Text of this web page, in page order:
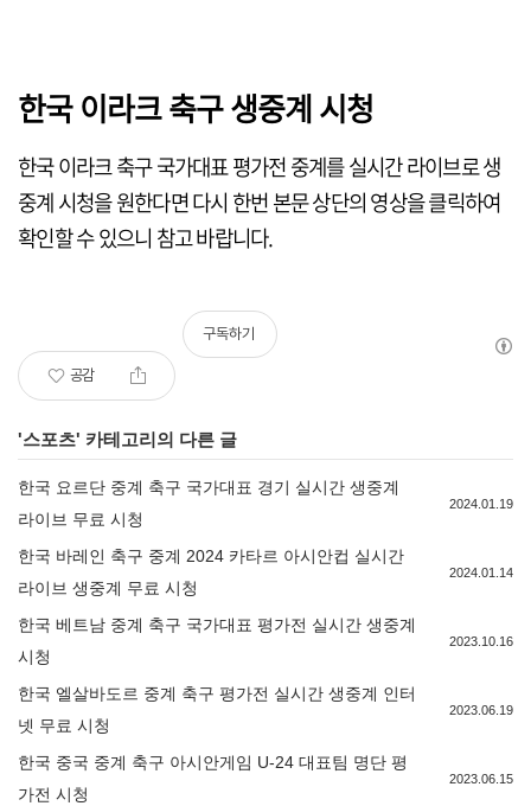
한국 이라크 축구 생중계 시청
한국 이라크 축구 국가대표 평가전 중계를 실시간 라이브로 생
중계 시청을 원한다면 다시 한번 본문 상단의 영상을 클릭하여
확인할 수 있으니 참고 바랍니다.
공감
구독하기
'스포츠' 카테고리의 다른 글
한국 요르단 중계 축구 국가대표 경기 실시간 생중계
라이브 무료 시청
2024.01.19
한국 바레인 축구 중계 2024 카타르 아시안컵 실시간
라이브 생중계 무료 시청
2024.01.14
한국 베트남 중계 축구 국가대표 평가전 실시간 생중계
시청
2023.10.16
한국 엘살바도르 중계 축구 평가전 실시간 생중계 인터
넷 무료 시청
2023.06.19
한국 중국 중계 축구 아시안게임 U-24 대표팀 명단 평
가전 시청
2023.06.15